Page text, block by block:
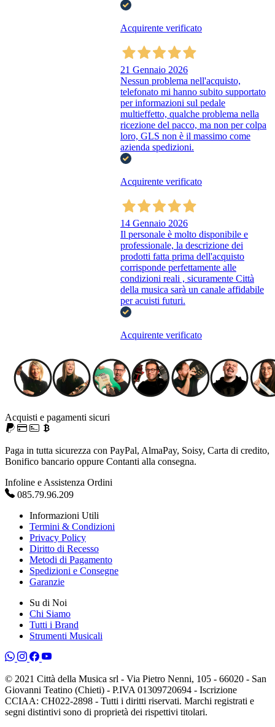
Acquirente verificato
21 Gennaio 2026
Nessun problema nell'acquisto,
telefonato mi hanno subito supportato
per informazioni sul pedale
multieffetto, qualche problema nella
ricezione del pacco, ma non per colpa
loro, GLS non è il massimo come
azienda spedizioni.
Acquirente verificato
14 Gennaio 2026
Il personale è molto disponibile e
professionale, la descrizione dei
prodotti fatta prima dell'acquisto
corrisponde perfettamente alle
condizioni reali , sicuramente Città
della musica sarà un canale affidabile
per acuisti futuri.
Acquirente verificato
Acquisti e pagamenti sicuri
Paga in tutta sicurezza con PayPal, AlmaPay, Soisy, Carta di credito,
Bonifico bancario oppure Contanti alla consegna.
Infoline e Assistenza Ordini
085.79.96.209
Informazioni Utili
Termini & Condizioni
Privacy Policy
Diritto di Recesso
Metodi di Pagamento
Spedizioni e Consegne
Garanzie
Su di Noi
Chi Siamo
Tutti i Brand
Strumenti Musicali
© 2021 Città della Musica srl - Via Pietro Nenni, 105 - 66020 - San
Giovanni Teatino (Chieti) - P.IVA 01309720694 - Iscrizione
CCIAA: CH022-2898 - Tutti i diritti riservati. Marchi registrati e
segni distintivi sono di proprietà dei rispettivi titolari.